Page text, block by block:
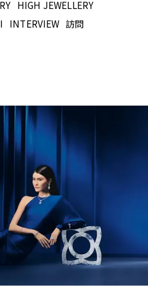
HIGH JEWELLERY
INTERVIEW 訪問